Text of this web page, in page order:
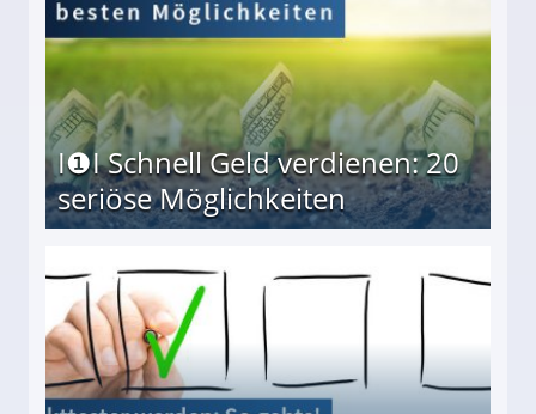
I❶I Schnell Geld verdienen: 20
seriöse Möglichkeiten